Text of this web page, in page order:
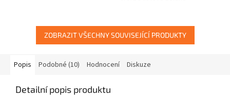
ZOBRAZIT VŠECHNY SOUVISEJÍCÍ PRODUKTY
Popis Podobné (10) Hodnocení Diskuze
Detailní popis produktu